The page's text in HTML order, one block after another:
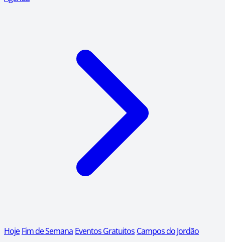
Hoje Fim de Semana Eventos Gratuitos Campos do Jordão